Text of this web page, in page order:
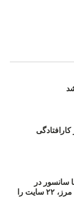
با سانسور در
اینترنت: #آزادی هم‌آیند گزارشگران‌ بدون مرز، ۲۲ سایت را